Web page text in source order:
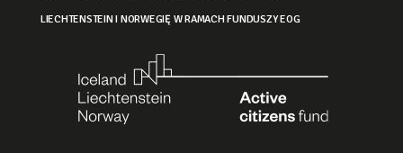
LIECHTENSTEIN I NORWEGIĘ W RAMACH FUNDUSZY EOG